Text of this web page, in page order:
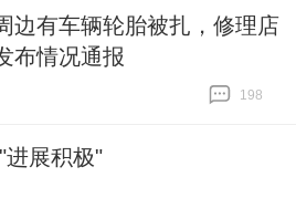
边有车辆轮胎被扎，修理店
布情况通报
198
进展积极"